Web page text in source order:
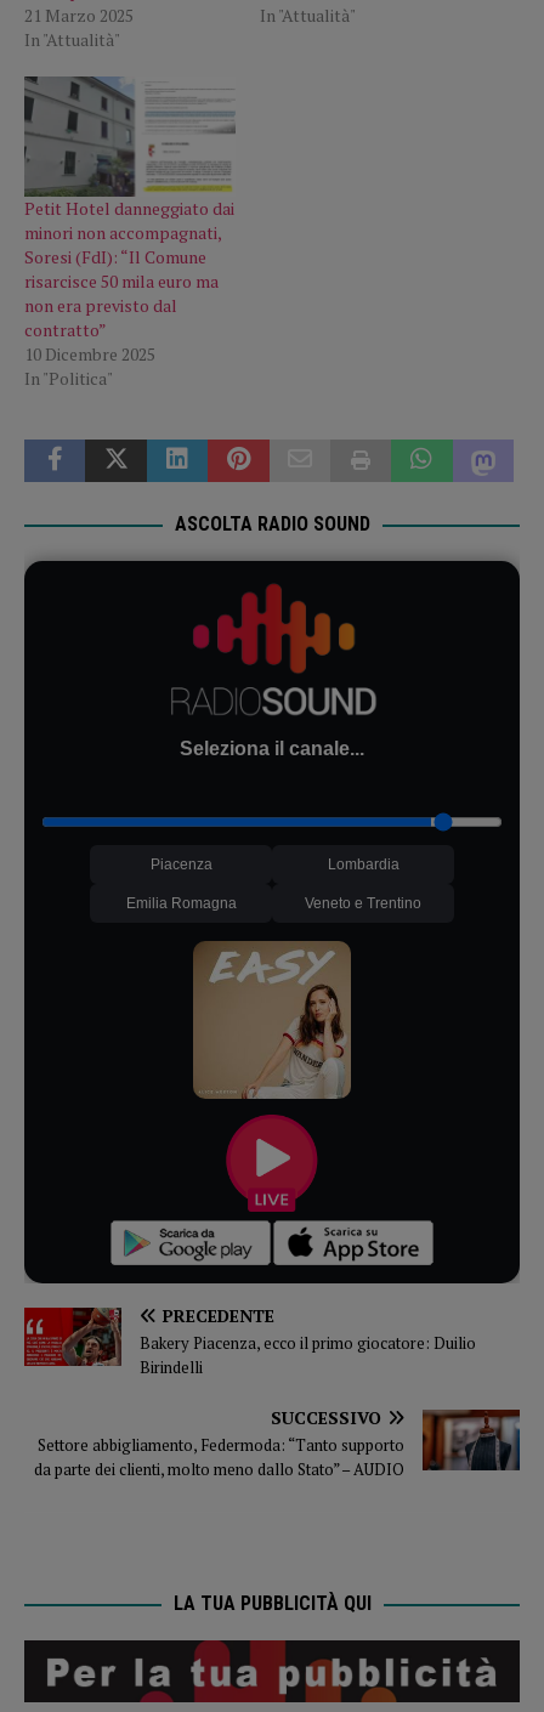
21 Marzo 2025
In "Attualità"
In "Attualità"
Petit Hotel danneggiato dai
minori non accompagnati,
Soresi (FdI): “Il Comune
risarcisce 50 mila euro ma
non era previsto dal
contratto”
10 Dicembre 2025
In "Politica"
ASCOLTA RADIO SOUND
Seleziona il canale...
Piacenza Lombardia
Emilia Romagna Veneto e Trentino
PRECEDENTE
Bakery Piacenza, ecco il primo giocatore: Duilio
Birindelli
SUCCESSIVO
Settore abbigliamento, Federmoda: “Tanto supporto
da parte dei clienti, molto meno dallo Stato” – AUDIO
LA TUA PUBBLICITÀ QUI